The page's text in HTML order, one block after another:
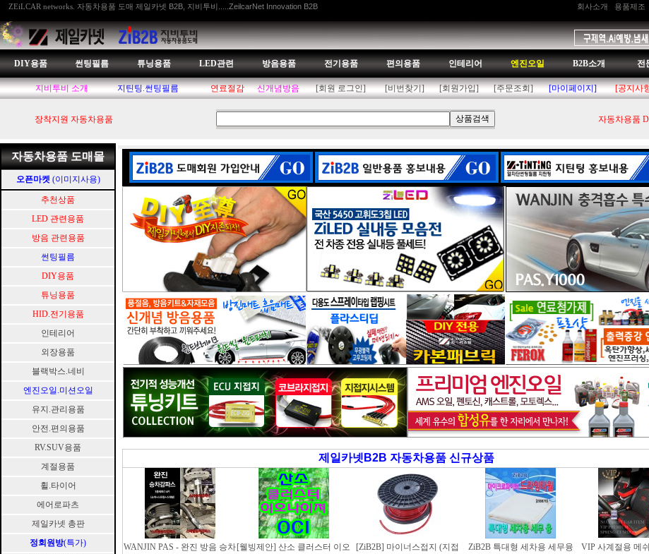
ZEiLCAR networks. 자동차용품 도매 제일카넷 B2B, 지비투비.....ZeilcarNet Innovation B2B 회사소개 용품제조
DIY용품 썬팅필름 튜닝용품 LED관련 방음용품 전기용품 편의용품 인테리어 엔진오일 B2B소개 전
지비투비 소개 지틴팅.썬팅필름 연료절감 신개념방음 [회원 로그인] [비번찾기] [회원가입] [주문조회] [마이페이지] [공지사
장착지원 자동차용품 자동차용품
자동차용품 도매몰
오픈마켓 (이미지사용)
추천상품
LED 관련용품
방음 관련용품
썬팅필름
DIY용품
튜닝용품
HID.전기용품
인테리어
외장용품
블랙박스.네비
엔진오일.미션오일
유지.관리용품
안전.편의용품
RV.SUV용품
계절용품
휠.타이어
에어로파츠
제일카넷 총판
정회원방(특가)
제일카넷B2B 자동차용품 신규상품
WANJIN PAS - 완진 방음 승차 [웰빙제안] 산소 클러스터 이오
[ZiB2B] 마이너스접지 (지접
ZiB2B 특대형 세차용 세무융
VIP 사계절용 메